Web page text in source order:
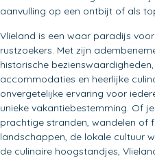
aanvulling op een ontbijt of als
Vlieland is een waar paradijs
rustzoekers. Met zijn
historische
accommodaties en heerlijke
onvergetelijke ervaring voor
unieke vakantiebestemming. Of
prachtige stranden, wandelen of
landschappen, de lokale cultuur
de culinaire hoogstandjes,